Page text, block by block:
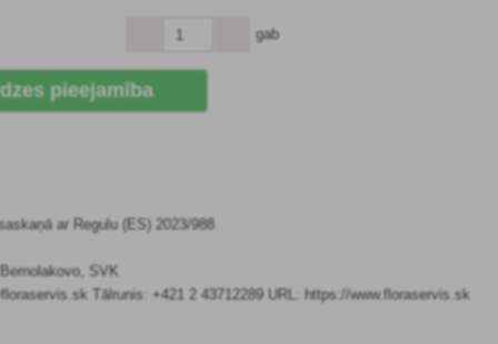
gab
pieejamība
ar Regulu (ES) 2023/988
SVK
Tālrunis: +421 2 43712289 URL: https://www.floraservis.sk